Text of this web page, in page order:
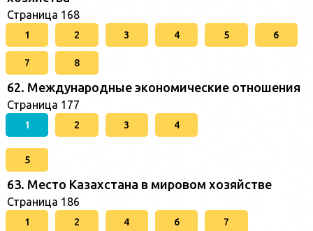
Страница 168
1 2 3 4 5 6
7 8
62. Международные экономические отношения
Страница 177
1 2 3 4
5
63. Место Казахстана в мировом хозяйстве
Страница 186
1 2 4 6 7